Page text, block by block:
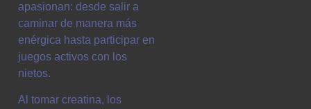
apasionan: desde salir a
caminar de manera más
enérgica hasta participar en
juegos activos con los
nietos.
Al tomar creatina, los